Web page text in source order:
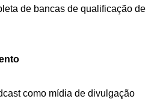
de bancas de qualificação de
como mídia de divulgação